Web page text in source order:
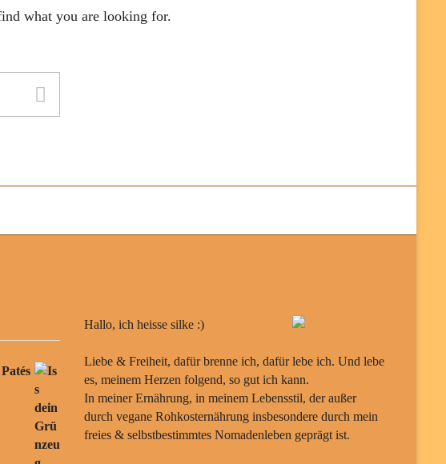
what you are looking for.
Hallo, ich heisse silke :)
Liebe & Freiheit, dafür brenne ich, dafür lebe ich. Und lebe
es, meinem Herzen folgend, so gut ich kann.
In meiner Ernährung, in meinem Lebensstil, der außer
durch vegane Rohkosternährung insbesondere durch mein
freies & selbstbestimmtes Nomadenleben geprägt ist.